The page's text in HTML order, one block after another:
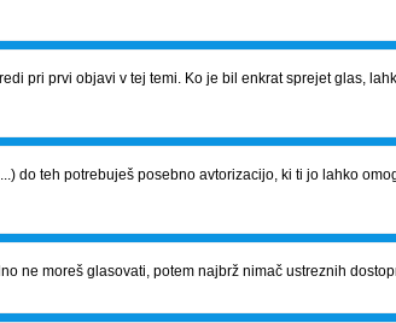
pri prvi objavi v tej temi. Ko je bil enkrat sprejet glas,
do teh potrebuješ posebno avtorizacijo, ki ti jo lahko
ne moreš glasovati, potem najbrž nimač ustreznih